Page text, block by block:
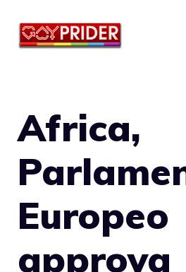
Africa,
Europeo
approva